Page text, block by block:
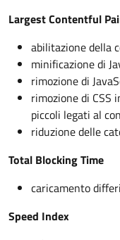
Largest Contentful
abilitazione della
minificazione di
rimozione di
rimozione di CSS
piccoli legati al
riduzione delle
Total Blocking Time
caricamento
Speed Index